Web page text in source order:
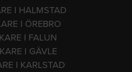
I HALMSTAD
I ÖREBRO
I FALUN
I GÄVLE
I KARLSTAD